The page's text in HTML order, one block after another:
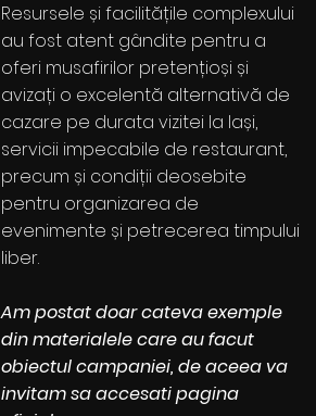
Resursele și facilitățile complexului
au fost atent gândite pentru a
oferi musafirilor pretențioși și
avizați o excelentă alternativă de
cazare pe durata vizitei la Iași,
servicii impecabile de restaurant,
precum și condiții deosebite
pentru organizarea de
evenimente și petrecerea timpului
liber.
Am postat doar cateva exemple
din materialele care au facut
obiectul campaniei, de aceea va
invitam sa accesati pagina